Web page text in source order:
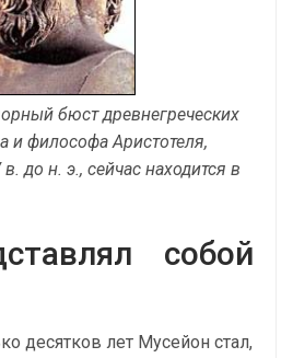
бюст древнегреческих
и философа Аристотеля,
до н. э., сейчас находится в
собой
десятков лет Мусейон стал,